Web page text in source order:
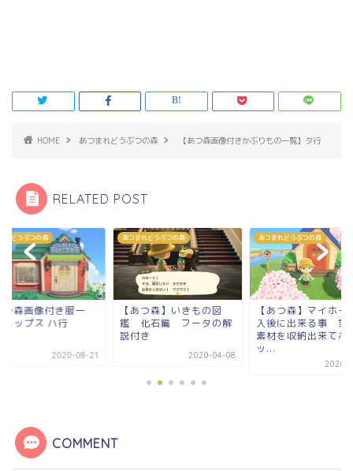
HOME あつまれどうぶつの森 【あつ森画像付きかぶりもの一覧】タ行
RELATED POST
れどうぶつの森
つ森画像付き服一
トップス ハ行
2020-08-21
あつまれどうぶつの森
【あつ森】いきもの図
鑑 化石編 フータの解
説付き
2020-04-08
あつまれどうぶつの森
【あつ森】マイホー
入後に出来る事 家
素材を収納出来てポ
ッ...
2020-
COMMENT